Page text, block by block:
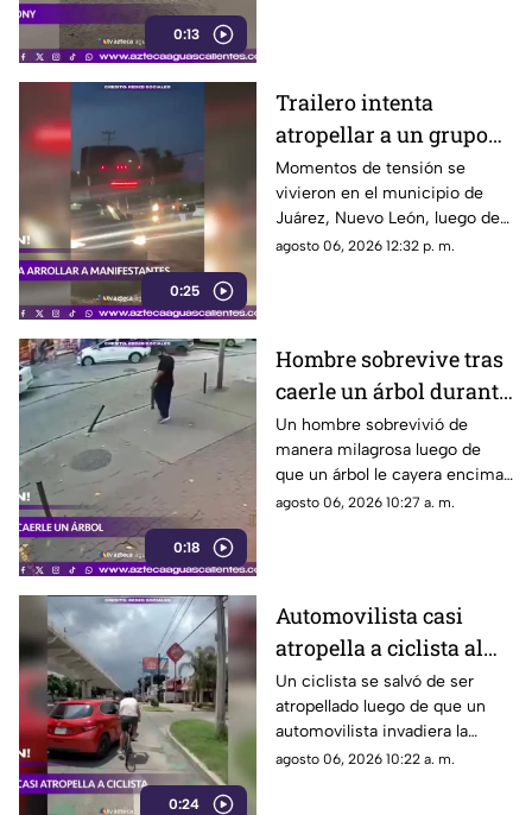
0:13
0:25
Trailero intenta
atropellar a un grupo
de personas y choca
varios vehículos
Momentos de tensión se
vivieron en el municipio de
Juárez, Nuevo León, luego de
que un trailero presuntamente
agosto 06, 2026 12:32 p. m.
0:18
Hombre sobrevive tras
caerle un árbol durante
tormenta
Un hombre sobrevivió de
manera milagrosa luego de
que un árbol le cayera encima
durante una fuerte tormenta
agosto 06, 2026 10:27 a. m.
0:24
Automovilista casi
atropella a ciclista al
invadir el carril de la
ciclovía en Guadalajara
Un ciclista se salvó de ser
atropellado luego de que un
automovilista invadiera la
ciclovía al girar a la derecha sin
agosto 06, 2026 10:22 a. m.